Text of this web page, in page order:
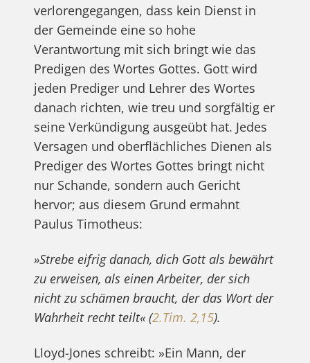
verlorengegangen, dass kein Dienst in
der Gemeinde eine so hohe
Verantwortung mit sich bringt wie das
Predigen des Wortes Gottes. Gott wird
jeden Prediger und Lehrer des Wortes
danach richten, wie treu und sorgfältig er
seine Verkündigung ausgeübt hat. Jedes
Versagen und oberflächliches Dienen als
Prediger des Wortes Gottes bringt nicht
nur Schande, sondern auch Gericht
hervor; aus diesem Grund ermahnt
Paulus Timotheus:
»Strebe eifrig danach, dich Gott als bewährt
zu erweisen, als einen Arbeiter, der sich
nicht zu schämen braucht, der das Wort der
Wahrheit recht teilt« (2.Tim. 2,15).
Lloyd-Jones schreibt: »Ein Mann, der